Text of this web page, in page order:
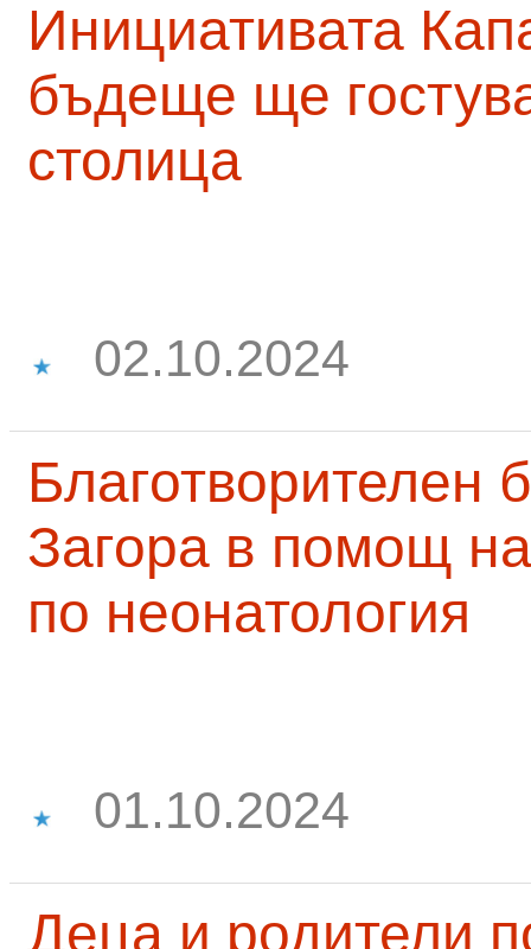
Инициативата
бъдеще ще
столица
02.10.2024
Благотворителен
Загора в помощ
по неонатология
01.10.2024
Деца и родители